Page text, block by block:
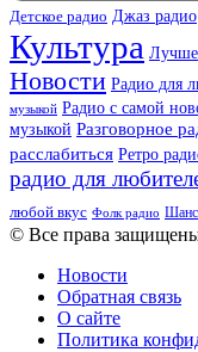
Детское радио Джаз радио
Культура
Новости Радио для
музыкой Радио с самой
музыкой Разговорное
расслабиться Ретро
радио для
любой вкус Фолк радио
© Все права
Новости
Обратная связь
О сайте
Политика